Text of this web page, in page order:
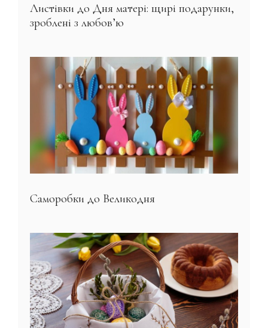
Листівки до Дня матері: щирі подарунки,
зроблені з любов’ю
Саморобки до Великодня